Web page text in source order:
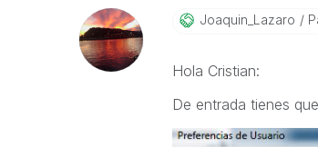
Joaquin_Lazaro
Hola Cristian:
De entrada tienes